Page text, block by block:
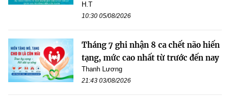
H.T
10:30 05/08/2026
Tháng 7 ghi nhận 8 ca chết não hiến
tạng, mức cao nhất từ trước đến nay
Thanh Lương
21:43 03/08/2026